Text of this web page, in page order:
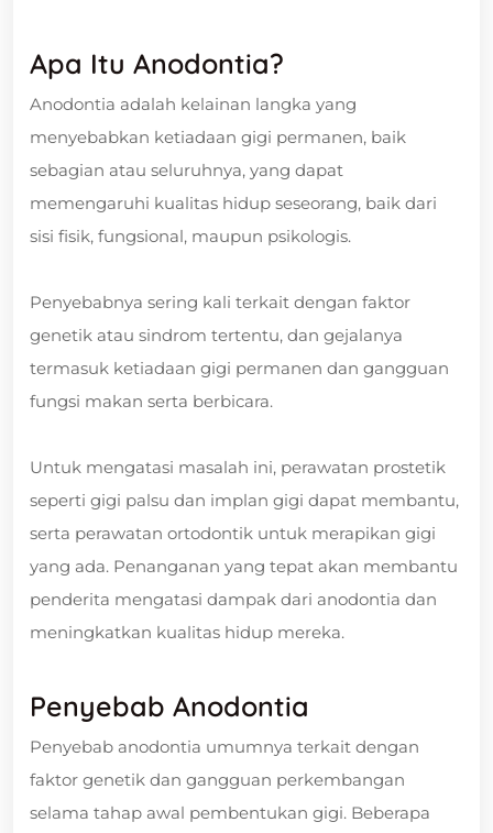
Apa Itu Anodontia?
Anodontia adalah kelainan langka yang
menyebabkan ketiadaan gigi permanen, baik
sebagian atau seluruhnya, yang dapat
memengaruhi kualitas hidup seseorang, baik dari
sisi fisik, fungsional, maupun psikologis.
Penyebabnya sering kali terkait dengan faktor
genetik atau sindrom tertentu, dan gejalanya
termasuk ketiadaan gigi permanen dan gangguan
fungsi makan serta berbicara.
Untuk mengatasi masalah ini, perawatan prostetik
seperti gigi palsu dan implan gigi dapat membantu,
serta perawatan ortodontik untuk merapikan gigi
yang ada. Penanganan yang tepat akan membantu
penderita mengatasi dampak dari anodontia dan
meningkatkan kualitas hidup mereka.
Penyebab Anodontia
Penyebab anodontia umumnya terkait dengan
faktor genetik dan gangguan perkembangan
selama tahap awal pembentukan gigi. Beberapa